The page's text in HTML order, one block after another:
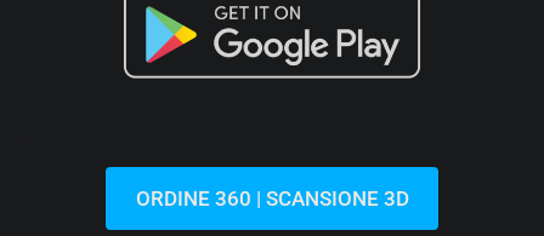
ORDINE 360 | SCANSIONE 3D